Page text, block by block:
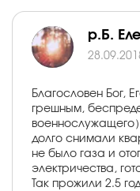
р.Б.
Благословен Бог,
грешным,
военнослужащего
долго снимали
не было газа и
электричества,
Так прожили 2.5